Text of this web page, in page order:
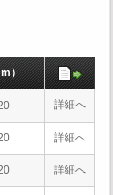
）
詳細へ
詳細へ
詳細へ